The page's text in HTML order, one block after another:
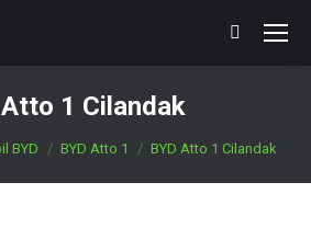
Search:
Atto 1 Cilandak
BYD BYD Atto 1 BYD Atto 1 Cilandak